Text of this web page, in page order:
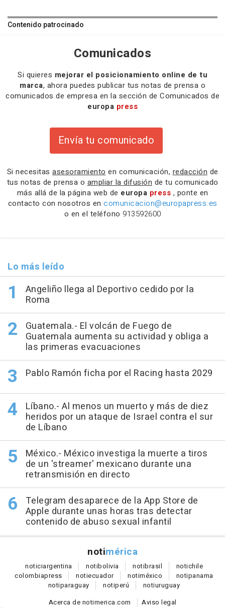
Contenido patrocinado
Comunicados
Si quieres mejorar el posicionamiento online de tu
marca, ahora puedes publicar tus notas de prensa o
comunicados de empresa en la sección de Comunicados de
europa press
Envía tu comunicado
Si necesitas asesoramiento en comunicación, redacción de
tus notas de prensa o ampliar la difusión de tu comunicado
más allá de la página web de europa press , ponte en
contacto con nosotros en comunicacion@europapress.es
o en el teléfono 913592600
Lo más leído
Angeliño llega al Deportivo cedido por la
Roma
Guatemala.- El volcán de Fuego de
Guatemala aumenta su actividad y obliga a
las primeras evacuaciones
Pablo Ramón ficha por el Racing hasta 2029
Líbano.- Al menos un muerto y más de diez
heridos por un ataque de Israel contra el sur
de Líbano
México.- México investiga la muerte a tiros
de un 'streamer' mexicano durante una
retransmisión en directo
Telegram desaparece de la App Store de
Apple durante unas horas tras detectar
contenido de abuso sexual infantil
notimérica
noticiargentina notibolivia notibrasil notichile
colombiapress notiecuador notiméxico notipanama
notiparaguay notiperú notiuruguay
Acerca de notimerica.com
Aviso legal